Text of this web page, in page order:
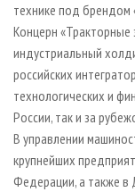
технике под брендом
Концерн
индустриальный
российских
технологических и
России, так и за
В управлении
крупнейших
Федерации, а также в